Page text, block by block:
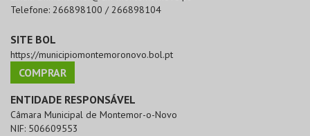
Telefone: 266898100 / 266898104
SITE BOL
https://municipiomontemoronovo.bol.pt
COMPRAR
ENTIDADE RESPONSÁVEL
Câmara Municipal de Montemor-o-Novo
NIF: 506609553